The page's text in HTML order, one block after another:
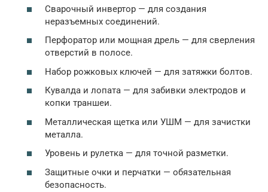
Сварочный инвертор — для создания
неразъемных соединений.
Перфоратор или мощная дрель — для сверления
отверстий в полосе.
Набор рожковых ключей — для затяжки болтов.
Кувалда и лопата — для забивки электродов и
копки траншеи.
Металлическая щетка или УШМ — для зачистки
металла.
Уровень и рулетка — для точной разметки.
Защитные очки и перчатки — обязательная
безопасность.